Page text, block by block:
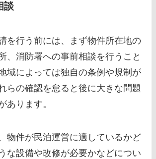
談
を行う前には、まず物件所在地の
、消防署への事前相談を行うこと
域によっては独自の条例や規制が
らの確認を怠ると後に大きな問題
あります。
物件が民泊運営に適しているかど
な設備や改修が必要かなどについ